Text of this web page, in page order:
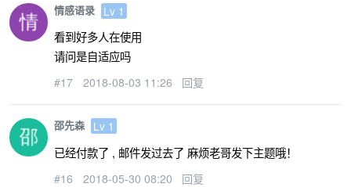
情感语录 Lv 1
看到好多人在使用
请问是自适应吗
#17 2018-08-03 11:26 回复
邵先森 Lv 1
已经付款了 , 邮件发过去了 麻烦老哥发下主题哦！
#16 2018-05-30 08:20 回复